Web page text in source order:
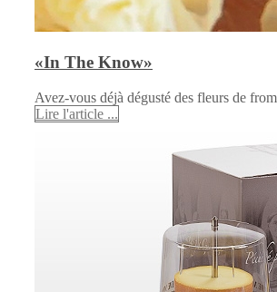
«In The Know»
Avez-vous déjà dégusté des fleurs de
Lire l'article ...